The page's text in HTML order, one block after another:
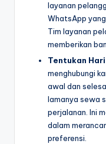
layanan
WhatsApp
Tim layanan
memberikan
Tentukan
menghubungi
awal dan
lamanya sewa
perjalanan. Ini
dalam
preferensi.